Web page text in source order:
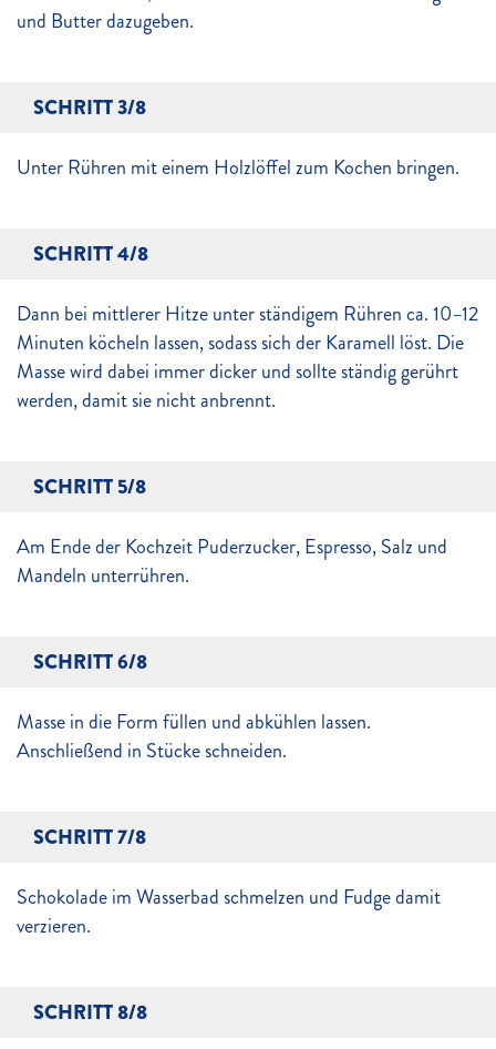
und Butter dazugeben.
SCHRITT 3/8
Unter Rühren mit einem Holzlöffel zum Kochen bringen.
SCHRITT 4/8
Dann bei mittlerer Hitze unter ständigem Rühren ca. 10–12
Minuten köcheln lassen, sodass sich der Karamell löst. Die
Masse wird dabei immer dicker und sollte ständig gerührt
werden, damit sie nicht anbrennt.
SCHRITT 5/8
Am Ende der Kochzeit Puderzucker, Espresso, Salz und
Mandeln unterrühren.
SCHRITT 6/8
Masse in die Form füllen und abkühlen lassen.
Anschließend in Stücke schneiden.
SCHRITT 7/8
Schokolade im Wasserbad schmelzen und Fudge damit
verzieren.
SCHRITT 8/8